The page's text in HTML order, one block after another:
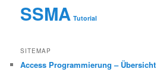
SSMA Tutorial
SITEMAP
Access Programmierung –